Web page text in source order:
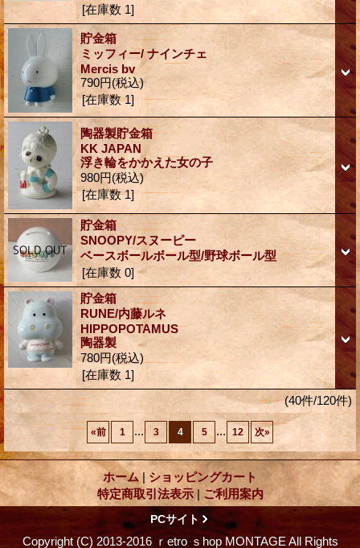
[在庫数 1]
貯金箱
ミッフィー/ ナインチェ
Mercis bv
790円(税込)
[在庫数 1]
陶器製貯金箱
KK JAPAN
浮き輪をかかえた女の子
980円(税込)
[在庫数 1]
貯金箱
SNOOPY/スヌーピー
ベースボールボール型/野球ボール型
[在庫数 0]
貯金箱
RUNE/内藤ルネ
HIPPOPOTAMUS
陶器製
780円(税込)
[在庫数 1]
(40件/120件)
«前 1 ... 3 4 5 ... 12 次»
ホーム | ショッピングカート
特定商取引法表示 | ご利用案内
PCサイト
Copyright (C) 2013-2016 ｒetro ｓhop MONTAGE All Rights